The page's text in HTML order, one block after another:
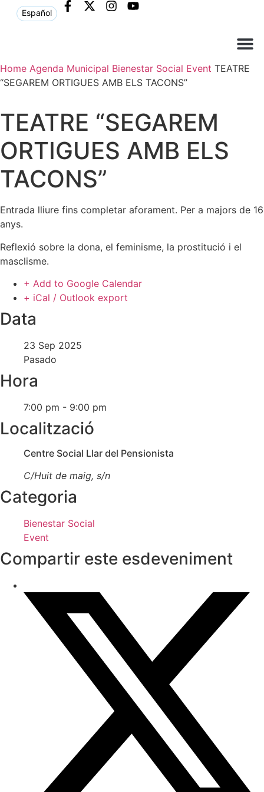
Español
Home Agenda Municipal Bienestar Social Event TEATRE
“SEGAREM ORTIGUES AMB ELS TACONS”
TEATRE “SEGAREM
ORTIGUES AMB ELS
TACONS”
Entrada lliure fins completar aforament. Per a majors de 16
anys.
Reflexió sobre la dona, el feminisme, la prostitució i el
masclisme.
+ Add to Google Calendar
+ iCal / Outlook export
Data
23 Sep 2025
Pasado
Hora
7:00 pm - 9:00 pm
Localització
Centre Social Llar del Pensionista
C/Huit de maig, s/n
Categoria
Bienestar Social
Event
Compartir este esdeveniment